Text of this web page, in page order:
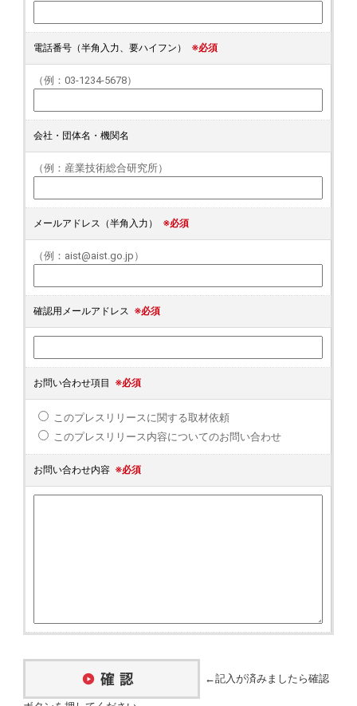
電話番号（半角入力、要ハイフン） ※必須
（例：03-1234-5678）
会社・団体名・機関名
（例：産業技術総合研究所）
メールアドレス（半角入力） ※必須
（例：aist@aist.go.jp）
確認用メールアドレス ※必須
お問い合わせ項目 ※必須
このプレスリリースに関する取材依頼
このプレスリリース内容についてのお問い合わせ
お問い合わせ内容 ※必須
←記入が済みましたら確認